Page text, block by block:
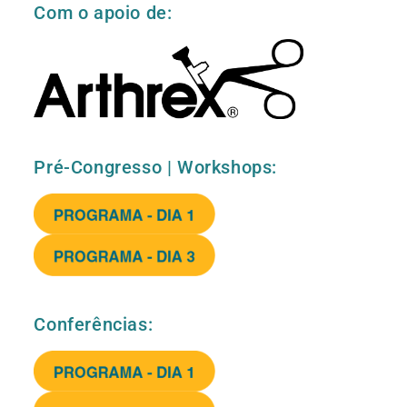
Com o apoio de:
Pré-Congresso | Workshops:
Conferências: